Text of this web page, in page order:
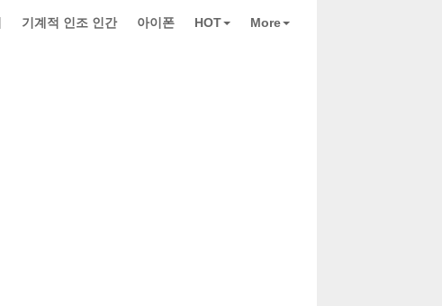
기계적 인조 인간 아이폰 HOT More